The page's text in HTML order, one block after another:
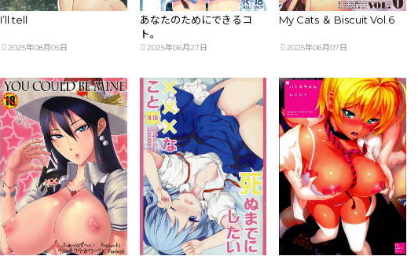
I’ll tell
2025年08月05日
あなたのためにできるコ
ト。
2025年06月27日
My Cats ＆ Biscuit Vol.6
2025年06月07日